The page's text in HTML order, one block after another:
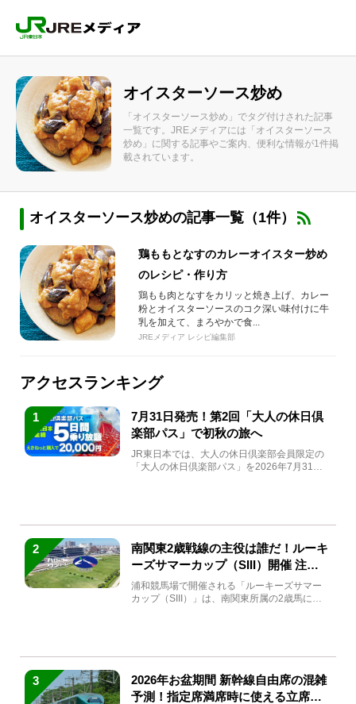
オイスターソース炒め
「オイスターソース炒め」でタグ付けされた記事
一覧です。JREメディアには「オイスターソース
炒め」に関する記事やご案内、便利な情報が1件掲
載されています。
オイスターソース炒めの記事一覧（1件）
鶏ももとなすのカレーオイスター炒め
のレシピ・作り方
鶏もも肉となすをカリッと焼き上げ、カレー
粉とオイスターソースのコク深い味付けに牛
乳を加えて、まろやかで食...
JREメディア レシピ編集部
アクセスランキング
1
7月31日発売！第2回「大人の休日倶
楽部パス」で初秋の旅へ
JR東日本では、大人の休日倶楽部会員限定の
「大人の休日倶楽部パス」を2026年7月31日
2
南関東2歳戦線の主役は誰だ！ルーキ
ーズサマーカップ（SIII）開催 注目
馬と見どころをチェック
浦和競馬場で開催される「ルーキーズサマー
カップ（SIII）」は、南関東所属の2歳馬によ
3
2026年お盆期間 新幹線自由席の混雑
予測！指定席満席時に使える立席特